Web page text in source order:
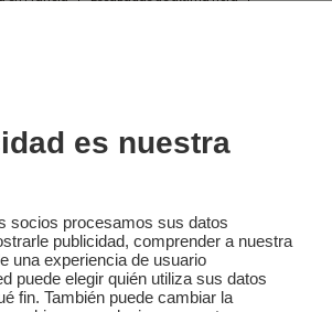
Francia
generales y política de privacidad
Socios FAQ Blog Mapa del sitio
dirigido por Sooyoos
es nuestra
socios procesamos sus datos
publicidad, comprender a nuestra
una experiencia de usuario
puede elegir quién utiliza sus datos
fin. También puede cambiar la